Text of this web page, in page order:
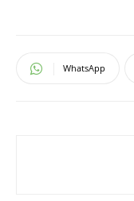
WhatsApp